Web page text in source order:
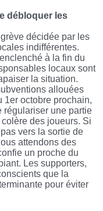
débloquer les
décidée par les
indifférentes.
à la fin du
locaux sont
la situation.
allouées
1er octobre prochain,
régulariser une partie
des joueurs. Si
vers la sortie de
attendons des
un proche du
Les supporters,
que la
pour éviter